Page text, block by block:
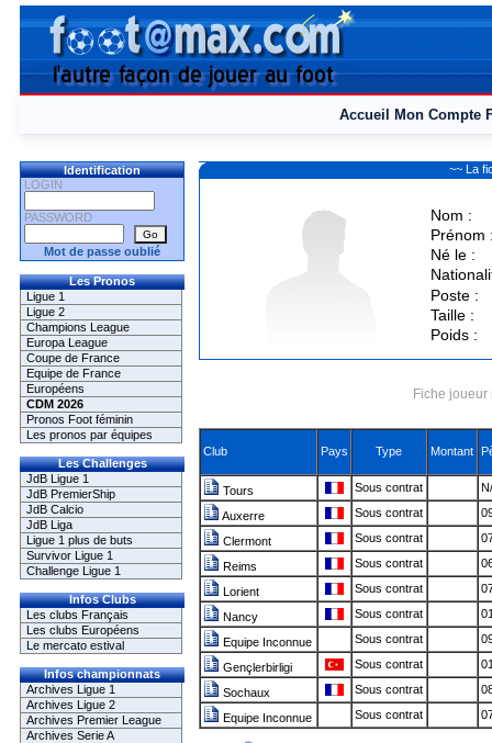
Accueil Mon Compte
Identification
LOGIN
PASSWORD
Mot de passe oublié
Les Pronos
Ligue 1
Ligue 2
Champions League
Europa League
Coupe de France
Equipe de France
Européens
CDM 2026
Pronos Foot féminin
Les pronos par équipes
Les Challenges
JdB Ligue 1
JdB PremierShip
JdB Calcio
JdB Liga
Ligue 1 plus de buts
Survivor Ligue 1
Challenge Ligue 1
Infos Clubs
Les clubs Français
Les clubs Européens
Le mercato estival
Infos championnats
Archives Ligue 1
Archives Ligue 2
Archives Premier League
Archives Serie A
~~ La
Nom :
Prénom
Né le :
Poste :
Taille :
Poids :
Fiche
Club Pays Type Montant
Tours Sous contrat
Auxerre Sous contrat
Clermont Sous contrat
Reims Sous contrat
Lorient Sous contrat
Nancy Sous contrat
Equipe Inconnue Sous contrat
Gençlerbirligi Sous contrat
Sochaux Sous contrat
Equipe Inconnue Sous contrat